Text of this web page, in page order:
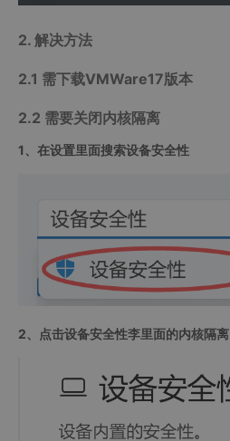
2. 解决方法
2.1 需下载VMWare17版本
2.2 需要关闭内核隔离
1、在设置里面搜索设备安全性
2、点击设备安全性李里面的内核隔离